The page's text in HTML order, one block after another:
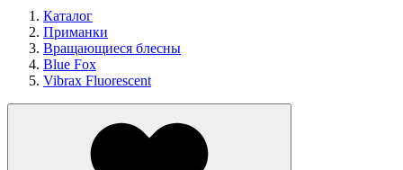
Каталог
Приманки
Вращающиеся блесны
Blue Fox
Vibrax Fluorescent